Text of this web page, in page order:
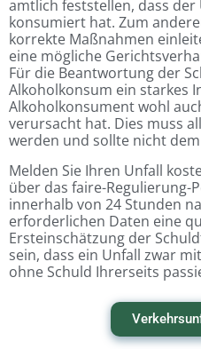
amtlich feststellen, dass
konsumiert hat. Zum
korrekte Maßnahmen
eine mögliche
Für die Beantwortung der
Alkoholkonsum ein starkes
Alkoholkonsument wohl
verursacht hat. Dies muss
werden und sollte nicht
Melden Sie Ihren Unfall
über das faire-Regulierung-
innerhalb von 24 Stunden
erforderlichen Daten eine
Ersteinschätzung der
sein, dass ein Unfall zwar
ohne Schuld Ihrerseits